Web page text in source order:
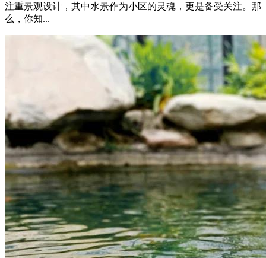
注重景观设计，其中水景作为小区的灵魂，更是备受关注。那
么，你知...